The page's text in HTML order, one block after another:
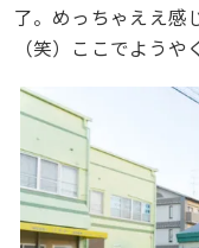
了。めっちゃええ感
（笑）ここでようや